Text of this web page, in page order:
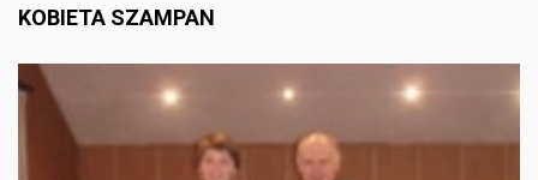
KOBIETA SZAMPAN